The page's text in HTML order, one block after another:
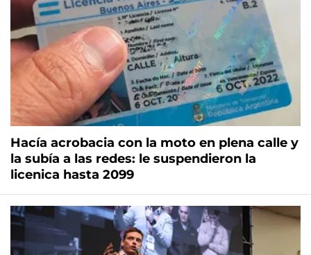
Hacía acrobacia con la moto en plena calle y
la subía a las redes: le suspendieron la
licenica hasta 2099